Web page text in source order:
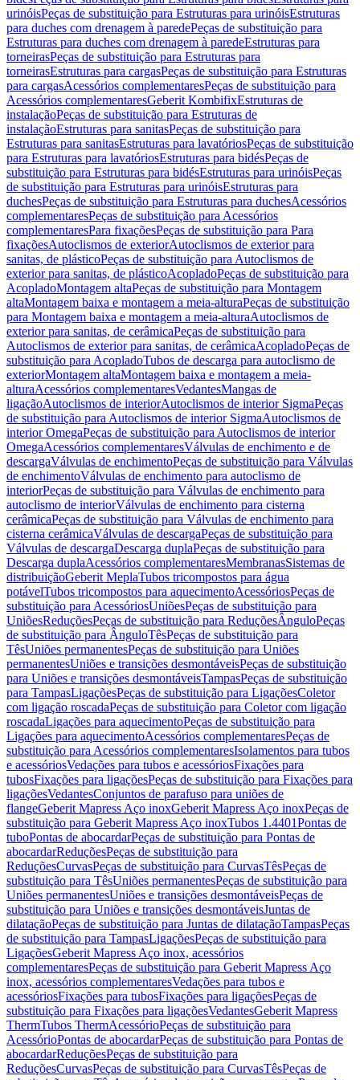
urinóisPeças de substituição para Estruturas para urinóisEstruturas
para duches com drenagem à paredePeças de substituição para
Estruturas para duches com drenagem à paredeEstruturas para
torneirasPeças de substituição para Estruturas para
torneirasEstruturas para cargasPeças de substituição para Estruturas
para cargasAcessórios complementaresPeças de substituição para
Acessórios complementaresGeberit KombifixEstruturas de
instalaçãoPeças de substituição para Estruturas de
instalaçãoEstruturas para sanitasPeças de substituição para
Estruturas para sanitasEstruturas para lavatóriosPeças de substituição
para Estruturas para lavatóriosEstruturas para bidésPeças de
substituição para Estruturas para bidésEstruturas para urinóisPeças
de substituição para Estruturas para urinóisEstruturas para
duchesPeças de substituição para Estruturas para duchesAcessórios
complementaresPeças de substituição para Acessórios
complementaresPara fixaçõesPeças de substituição para Para
fixaçõesAutoclismos de exteriorAutoclismos de exterior para
sanitas, de plásticoPeças de substituição para Autoclismos de
exterior para sanitas, de plásticoAcopladoPeças de substituição para
AcopladoMontagem altaPeças de substituição para Montagem
altaMontagem baixa e montagem a meia-alturaPeças de substituição
para Montagem baixa e montagem a meia-alturaAutoclismos de
exterior para sanitas, de cerâmicaPeças de substituição para
Autoclismos de exterior para sanitas, de cerâmicaAcopladoPeças de
substituição para AcopladoTubos de descarga para autoclismo de
exteriorMontagem altaMontagem baixa e montagem a meia-
alturaAcessórios complementaresVedantesMangas de
ligaçãoAutoclismos de interiorAutoclismos de interior SigmaPeças
de substituição para Autoclismos de interior SigmaAutoclismos de
interior OmegaPeças de substituição para Autoclismos de interior
OmegaAcessórios complementaresVálvulas de enchimento e de
descargaVálvulas de enchimentoPeças de substituição para Válvulas
de enchimentoVálvulas de enchimento para autoclismo de
interiorPeças de substituição para Válvulas de enchimento para
autoclismo de interiorVálvulas de enchimento para cisterna
cerâmicaPeças de substituição para Válvulas de enchimento para
cisterna cerâmicaVálvulas de descargaPeças de substituição para
Válvulas de descargaDescarga duplaPeças de substituição para
Descarga duplaAcessórios complementaresMembranasSistemas de
distribuiçãoGeberit MeplaTubos tricompostos para água
potávelTubos tricompostos para aquecimentoAcessóriosPeças de
substituição para AcessóriosUniõesPeças de substituição para
UniõesReduçõesPeças de substituição para ReduçõesÂnguloPeças
de substituição para ÂnguloTêsPeças de substituição para
TêsUniões permanentesPeças de substituição para Uniões
permanentesUniões e transições desmontáveisPeças de substituição
para Uniões e transições desmontáveisTampasPeças de substituição
para TampasLigaçõesPeças de substituição para LigaçõesColetor
com ligação roscadaPeças de substituição para Coletor com ligação
roscadaLigações para aquecimentoPeças de substituição para
Ligações para aquecimentoAcessórios complementaresPeças de
substituição para Acessórios complementaresIsolamentos para tubos
e acessóriosVedações para tubos e acessóriosFixações para
tubosFixações para ligaçõesPeças de substituição para Fixações para
ligaçõesVedantesConjuntos de parafuso para uniões de
flangeGeberit Mapress Aço inoxGeberit Mapress Aço inoxPeças de
substituição para Geberit Mapress Aço inoxTubos 1.4401Pontas de
tuboPontas de abocardarPeças de substituição para Pontas de
abocardarReduçõesPeças de substituição para
ReduçõesCurvasPeças de substituição para CurvasTêsPeças de
substituição para TêsUniões permanentesPeças de substituição para
Uniões permanentesUniões e transições desmontáveisPeças de
substituição para Uniões e transições desmontáveisJuntas de
dilataçãoPeças de substituição para Juntas de dilataçãoTampasPeças
de substituição para TampasLigaçõesPeças de substituição para
LigaçõesGeberit Mapress Aço inox, acessórios
complementaresPeças de substituição para Geberit Mapress Aço
inox, acessórios complementaresVedações para tubos e
acessóriosFixações para tubosFixações para ligaçõesPeças de
substituição para Fixações para ligaçõesVedantesGeberit Mapress
ThermTubos ThermAcessórioPeças de substituição para
AcessórioPontas de abocardarPeças de substituição para Pontas de
abocardarReduçõesPeças de substituição para
ReduçõesCurvasPeças de substituição para CurvasTêsPeças de